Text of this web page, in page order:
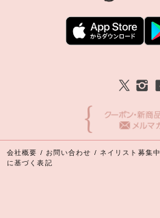
会社概要 / お問い合わせ / ネイリスト募集中
に基づく表記